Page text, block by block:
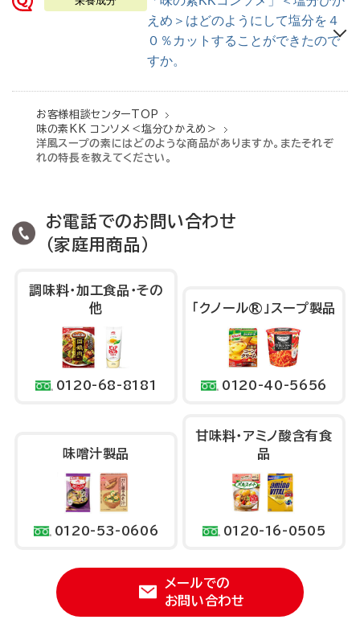
えめ＞はどのようにして塩分を４
０％カットすることができたので
すか。
お客様相談センターTOP
味の素KK コンソメ＜塩分ひかえめ＞
洋風スープの素洋風スープのもと
にはどのような商品がありますか。またそれぞ
れの特長を教えてください。
お電話でのお問い合わせ
（家庭用商品）
調味料・加工食品・その
他
0120-68-8181
「クノール®」 スープ製品
0120-40-5656
味噌汁製品
0120-53-0606
甘味料かんみりょう
・アミノ酸含有食
品
0120-16-0505
メールでの
お問い合わせ